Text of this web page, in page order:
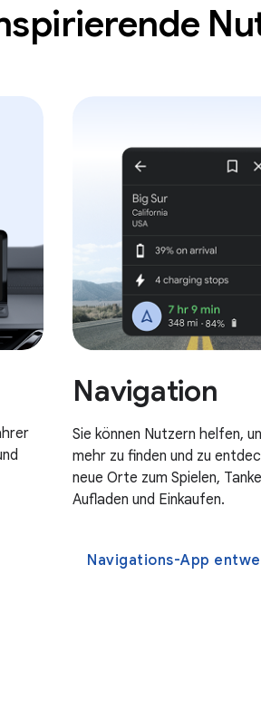
Navigation
Sie können Nutzern helfen,
mehr zu finden und zu
neue Orte zum Spielen,
Aufladen und Einkaufen.
Navigations-App